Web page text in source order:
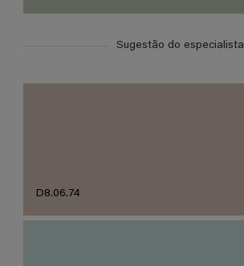
Sugestão do especialista
D8.06.74